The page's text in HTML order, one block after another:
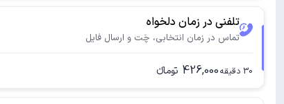
تلفنی در زمان دلخواه
تماس در زمان انتخابی، چَت و ارسال فایل
30 دقیقه426,000 تومانء